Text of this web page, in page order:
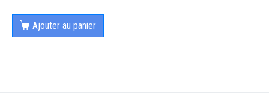
Ajouter au panier